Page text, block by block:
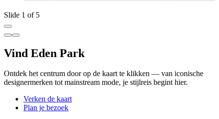
Slide 1 of 5
Vind Eden Park
Ontdek het centrum door op de kaart te klikken — van iconische
designermerken tot mainstream mode, je stijlreis begint hier.
Verken de kaart
Plan je bezoek